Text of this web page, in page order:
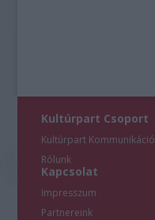
Kultúrpart Csoport
Kultúrpart Kommunikáció
Rólunk
Kapcsolat
Impresszum
Partnereink